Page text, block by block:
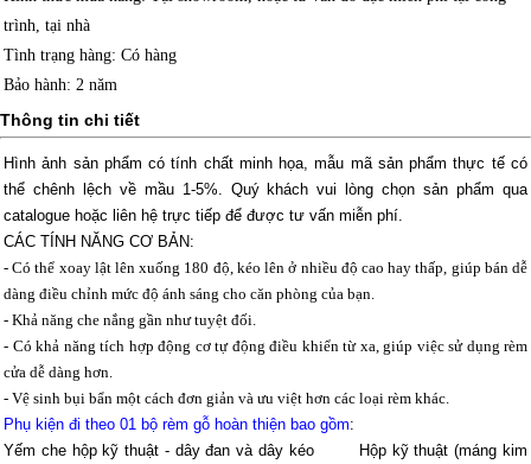
trình, tại nhà
Tình trạng hàng: Có hàng
Bảo hành: 2 năm
Thông tin chi tiết
Hình ảnh sản phẩm có tính chất minh họa, mẫu mã sản phẩm thực tế có
thể chênh lệch về mầu 1-5%. Quý khách vui lòng chọn sản phẩm qua
catalogue hoặc liên hệ trực tiếp để được tư vấn miễn phí.
CÁC TÍNH NĂNG CƠ BẢN:
- Có thể xoay lật lên xuống 180 độ, kéo lên ở nhiều độ cao hay thấp, giúp bán dễ
dàng điều chỉnh mức độ ánh sáng cho căn phòng của bạn.
- Khả năng che nắng gần như tuyệt đối.
- Có khả năng tích hợp động cơ tự động điều khiển từ xa, giúp việc sử dụng rèm
cửa dễ dàng hơn.
- Vệ sinh bụi bẩn một cách đơn giản và ưu việt hơn các loại rèm khác.
Phụ kiện đi theo 01 bộ rèm gỗ hoàn thiện bao gồm:
Yếm che hộp kỹ thuật - dây đan và dây kéo Hộp kỹ thuật (máng kim